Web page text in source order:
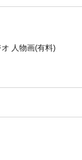
人物画(有料)